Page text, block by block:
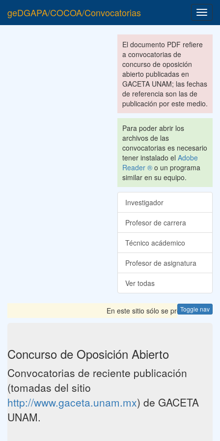
geDGAPA/COCOA/Convocatorias
El documento PDF refiere
a convocatorias de
concurso de oposición
abierto publicadas en
GACETA UNAM; las fechas
de referencia son las de
publicación por este medio.
Para poder abrir los
archivos de las
convocatorias es necesario
tener instalado el Adobe
Reader ® o un programa
similar en su equipo.
Investigador
Profesor de carrera
Técnico acádemico
Profesor de asignatura
Ver todas
Toggle nav
En este sitio sólo se presentan las
Concurso de Oposición Abierto
Convocatorias de reciente publicación
(tomadas del sitio
http://www.gaceta.unam.mx) de GACETA
UNAM.